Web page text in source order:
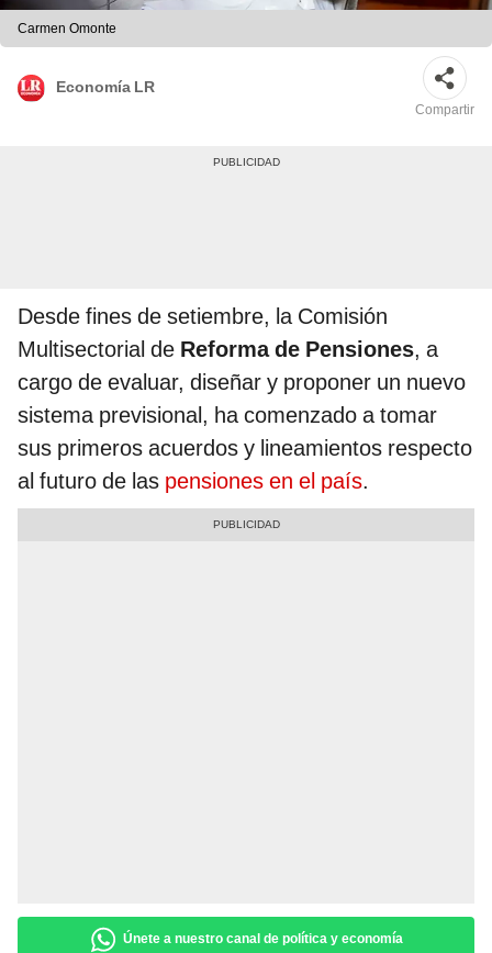
Carmen Omonte
Economía LR
Compartir
Desde fines de setiembre, la Comisión
Multisectorial de Reforma de Pensiones, a
cargo de evaluar, diseñar y proponer un nuevo
sistema previsional, ha comenzado a tomar
sus primeros acuerdos y lineamientos respecto
al futuro de las pensiones en el país.
Únete a nuestro canal de política y economía